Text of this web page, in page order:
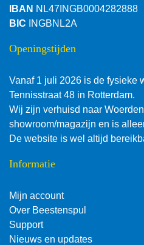
IBAN NL47INGB0004282888
BIC INGBNL2A
Openingstijden
Vanaf 1 juli 2026 is de fysieke
Tennisstraat 48 in Rotterdam.
Wij zijn verhuisd naar
showroom/magazijn en is
De website is wel altijd
Informatie
Mijn account
Over Beestenspul
Support
Nieuws en updates